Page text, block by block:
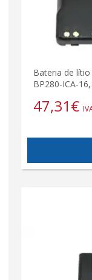
Bateria de
BP280-ICA-
47,31€